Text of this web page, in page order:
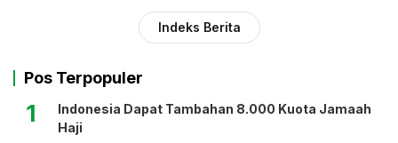
Indeks Berita
Pos Terpopuler
1
Indonesia Dapat Tambahan 8.000 Kuota Jamaah
Haji